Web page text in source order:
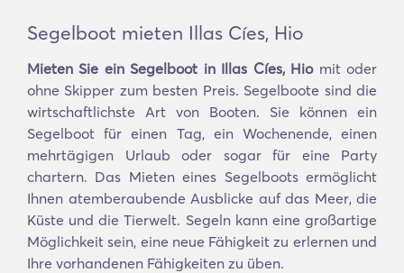
Segelboot mieten Illas Cíes, Hio
Mieten Sie ein Segelboot in Illas Cíes, Hiomit oder
ohne Skipper zum besten Preis. Segelboote sind die
wirtschaftlichste Art von Booten. Sie können ein
Segelboot für einen Tag, ein Wochenende, einen
mehrtägigen Urlaub oder sogar für eine Party
chartern. Das Mieten eines Segelboots ermöglicht
Ihnen atemberaubende Ausblicke auf das Meer, die
Küste und die Tierwelt. Segeln kann eine großartige
Möglichkeit sein, eine neue Fähigkeit zu erlernen und
Ihre vorhandenen Fähigkeiten zu üben.